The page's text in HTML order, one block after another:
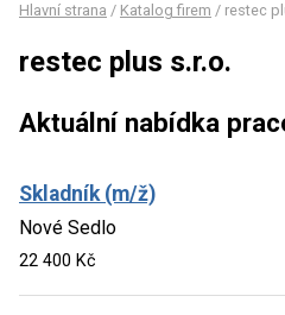
Hlavní strana / Katalog firem / restec
restec plus s.r.o.
Aktuální nabídka
Skladník (m/ž)
Nové Sedlo
22 400 Kč